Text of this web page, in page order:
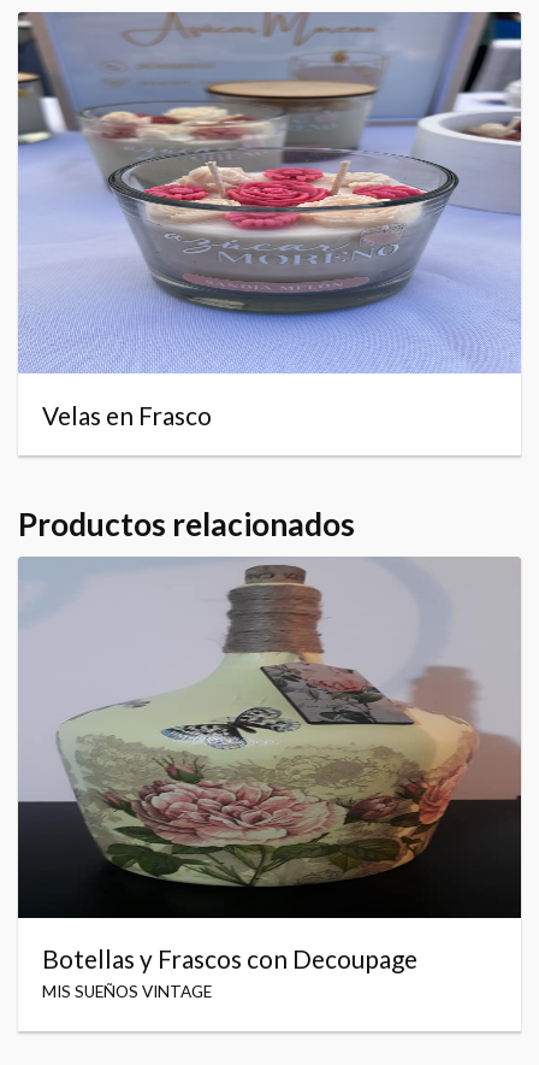
Velas en Frasco
Productos relacionados
Botellas y Frascos con Decoupage
MIS SUEÑOS VINTAGE